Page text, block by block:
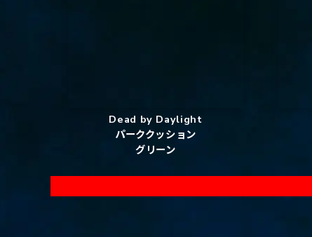
Dead by Daylight
パーククッション
グリーン